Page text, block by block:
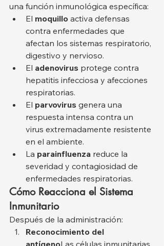
una función inmunológica específica:
El moquillo activa defensas
contra enfermedades que
afectan los sistemas respiratorio,
digestivo y nervioso.
El adenovirus protege contra
hepatitis infecciosa y afecciones
respiratorias.
El parvovirus genera una
respuesta intensa contra un
virus extremadamente resistente
en el ambiente.
La parainfluenza reduce la
severidad y contagiosidad de
enfermedades respiratorias.
Cómo Reacciona el Sistema
Inmunitario
Después de la administración:
Reconocimiento del
antígenoLas células inmunitarias